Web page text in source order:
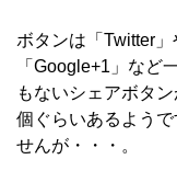
ボタンは「Twitter
「Google+1」など
もないシェアボタ
個ぐらいあるよう
せんが・・・。